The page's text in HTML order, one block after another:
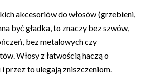
akcesoriów do włosów (grzebieni,
być gładka, to znaczy bez szwów,
bez metalowych czy
Włosy z łatwością haczą o
przez to ulegają zniszczeniom.